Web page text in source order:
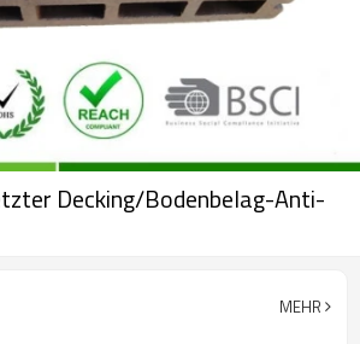
Decking/Bodenbelag-Anti-
MEHR